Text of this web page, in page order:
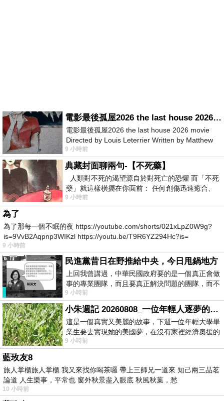
電影最後孤屋2026 the last house 2026 movie
電影最後孤屋2026 the last house 2026 movie
Directed by Louis Leterrier Written by Matthew
Robinson Starring Greta Lee Wa
9 小時前
典藏封面聊兩句-【不死藥】
人類對不死的渴望源自於對死亡的恐懼 而「不死
藥」就這樣橫擺在你面前： 任何創傷迅速癒合、
停止衰老、痛覺消失…堪
9 小時前
為了
為了那每一個不眠的夜 https://youtube.com/shorts/021xLpZ0W9g?
is=9VvB2Aqpnp3WIKzl https://youtu.be/T9R6YZ294Hc?is=
9 小時前
民進黨昔日在野推給中央，今日甩鍋地方
上回我曾講過，中華民國政府要的是一個真正會做
事的專業團隊，而且要真正解決問題的團隊，而不
是只會到處甩鍋的雙標團隊，最近民進黨
9 小時前
小朱週記 20260808_一位年輕人逐夢的真實故事
這是一個真實又美麗的故事，下週一位年輕大學畢
業生要去實現她的美國夢，在沒有家裡經濟奧援的
情況下，靠著自我努力工作累積出國基
9 小時前
藍玫友8
旅人掌櫃旅人掌櫃 我又來找你喝茶囉 帶上三師兄一道來 知己兩三品茗
論道 人生樂事，平常也 窗外秋景盡入眼底 秋風秋葉，愁
10 小時前